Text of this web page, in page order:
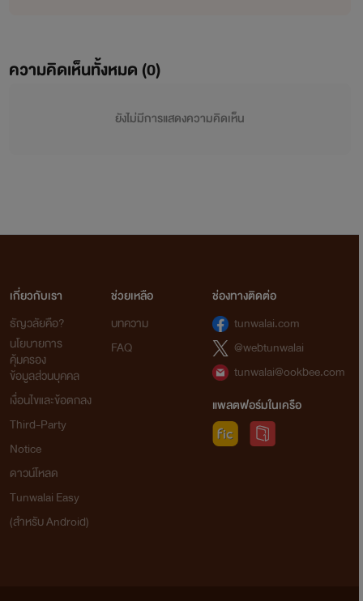
ความคิดเห็นทั้งหมด (0)
ยังไม่มีการแสดงความคิดเห็น
เกี่ยวกับเรา
ธัญวลัยคือ?
นโยบายการ
คุ้มครอง
ข้อมูลส่วนบุคคล
เงื่อนไขและข้อตกลง
Third-Party
Notice
ดาวน์โหลด
Tunwalai Easy
(สำหรับ Android)
ช่วยเหลือ
บทความ
FAQ
ช่องทางติดต่อ
tunwalai.com
@webtunwalai
tunwalai@ookbee.com
แพลตฟอร์มในเครือ